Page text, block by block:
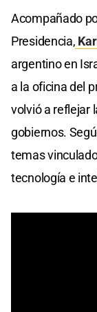
Acompañado
Presidencia,
argentino en
a la oficina del
volvió a reflejar
gobiernos.
temas
tecnología e